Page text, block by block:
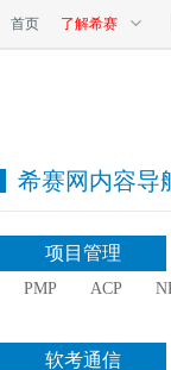
首页 了解希赛
希赛网内容导
项目管理
PMP ACP
软考通信